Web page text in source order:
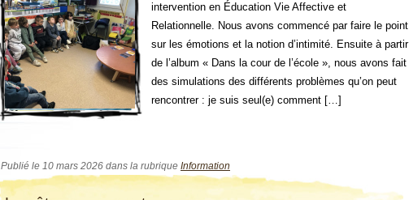
intervention en Éducation Vie Affective et
Relationnelle. Nous avons commencé par faire le point
sur les émotions et la notion d’intimité. Ensuite à partir
de l’album « Dans la cour de l’école », nous avons fait
des simulations des différents problèmes qu’on peut
rencontrer : je suis seul(e) comment […]
Publié le 10 mars 2026 dans la rubrique Information